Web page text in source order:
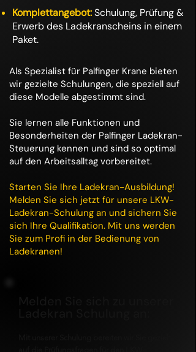
Komplettangebot:Schulung, Prüfung &
Erwerb des Ladekranscheins in einem
Paket.
Als Spezialist für Palfinger Krane bieten
wir gezielte Schulungen, die speziell auf
diese Modelle abgestimmt sind.
Sie lernen alle Funktionen und
Besonderheiten der Palfinger Ladekran-
Steuerung kennen und sind so optimal
auf den Arbeitsalltag vorbereitet.
Starten Sie Ihre Ladekran-Ausbildung!
Melden Sie sich jetzt für unsere LKW-
Ladekran-Schulung an und sichern Sie
sich Ihre Qualifikation. Mit uns werden
Sie zum Profi in der Bedienung von
Ladekranen!